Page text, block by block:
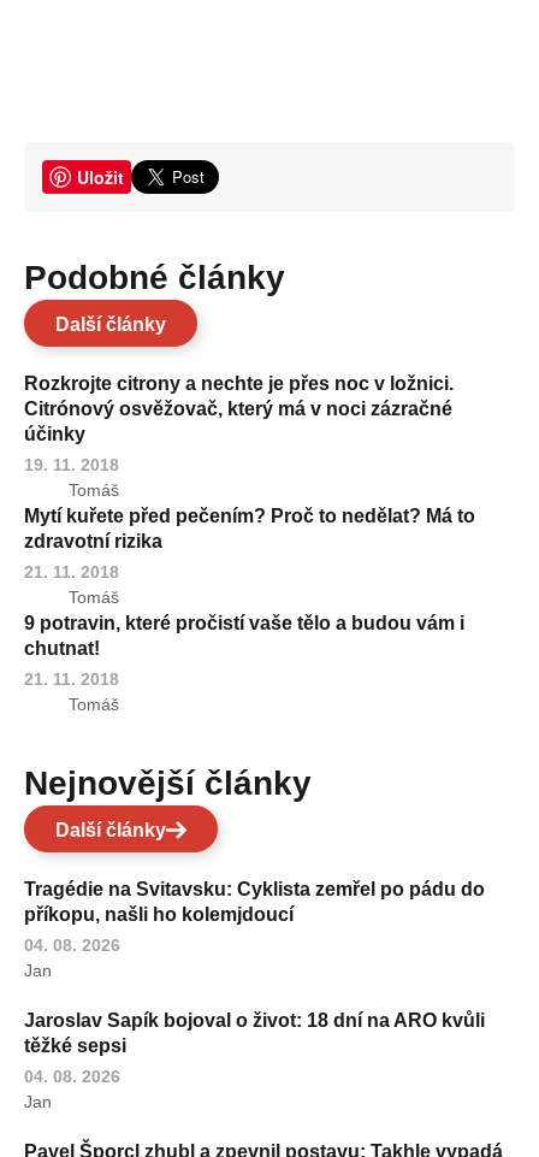
Uložit
Podobné články
Další články
Rozkrojte citrony a nechte je přes noc v ložnici.
Citrónový osvěžovač, který má v noci zázračné
účinky
19. 11. 2018
Tomáš
Mytí kuřete před pečením? Proč to nedělat? Má to
zdravotní rizika
21. 11. 2018
Tomáš
9 potravin, které pročistí vaše tělo a budou vám i
chutnat!
21. 11. 2018
Tomáš
Nejnovější články
Další články
Tragédie na Svitavsku: Cyklista zemřel po pádu do
příkopu, našli ho kolemjdoucí
04. 08. 2026
Jan
Jaroslav Sapík bojoval o život: 18 dní na ARO kvůli
těžké sepsi
04. 08. 2026
Jan
Pavel Šporcl zhubl a zpevnil postavu: Takhle vypadá